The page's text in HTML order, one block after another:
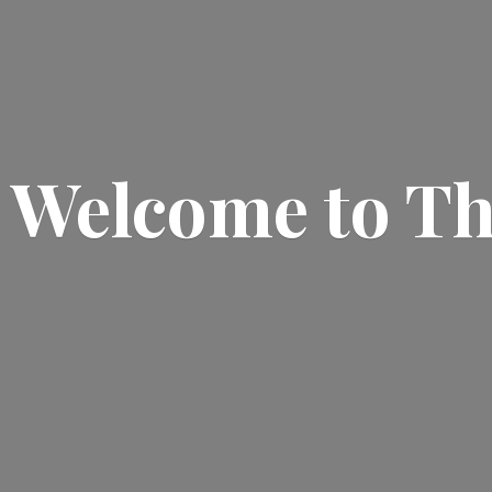
Welcometo